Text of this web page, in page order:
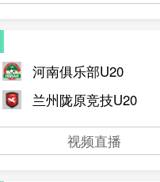
河南俱乐部U20
兰州陇原竞技U20
视频直播